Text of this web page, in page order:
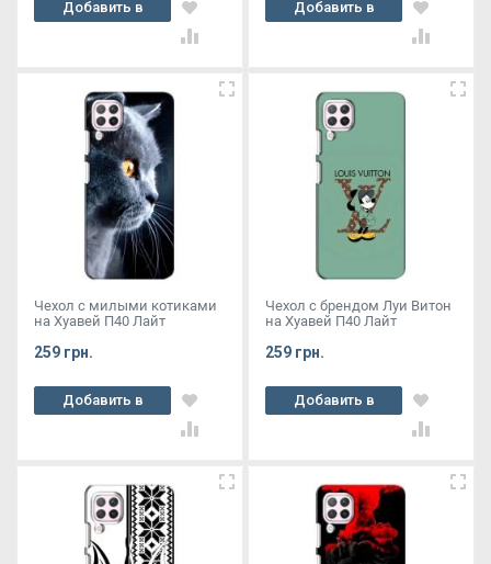
Добавить в
корзину
Добавить в
корзину
Чехол с милыми котиками
на Хуавей П40 Лайт
259 грн.
Добавить в
корзину
Чехол с брендом Луи Витон
на Хуавей П40 Лайт
259 грн.
Добавить в
корзину